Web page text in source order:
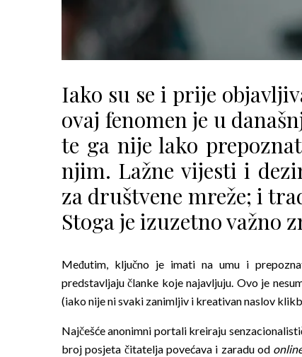
Iako su se i prije
ovaj fenomen je u
te ga nije lako
njim. Lažne vijesti i
za društvene mreže; i
Stoga je izuzetno važno
Međutim, ključno je imati na umu i
predstavljaju članke koje najavljuju. Ovo je
(iako nije ni svaki zanimljiv i kreativan naslov
Najčešće anonimni portali kreiraju
broj posjeta čitatelja povećava i zaradu od